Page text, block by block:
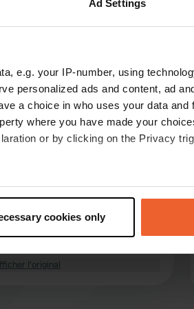
Ad Settings
e.g. your IP-number, using
personalized ads and content, ad
a choice in who uses your data and
where you have made your
or by clicking on the Privacy
which can be accurate to within
and set your preferences in the
social media features and to
cookies only
enfants ont adoré la piscine.
d'une assistance très
urgence médicale. Et les
boulangerie étaient
l'original